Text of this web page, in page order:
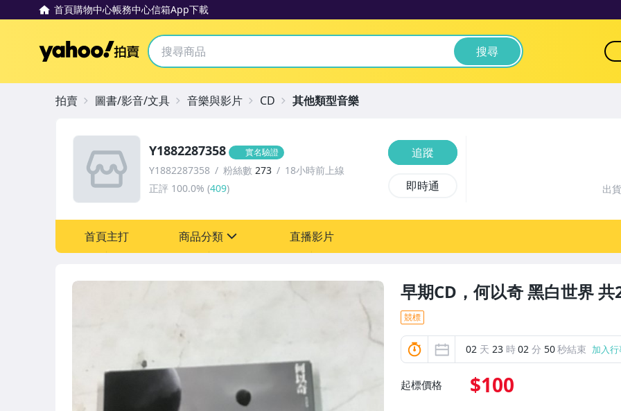
首頁購物中心帳務中心信箱App下載
Yahoo拍賣 搜尋
早期CD，何以奇 黑白世界 共
競標
02 天 23 時02 分 48秒結束 加入
起標價格 $100
Y1882287358 實名驗證
Y1882287358 粉絲數 273
18小時前上線
正評 100.0% (409)
追蹤
即時通 出
首頁主打 商品分類
偶像、球員卡與郵幣
直播影片
拍賣 圖書/影音/文具 音樂與影片 CD 其他類型音樂